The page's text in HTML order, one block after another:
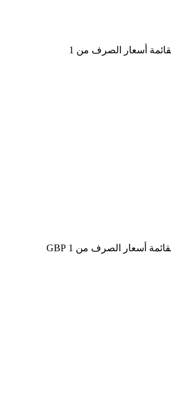
في الجدول أعلاه، ستجد مخططًا شاملًا لبيانات تحويل العملات من ONDO إلى GBP، يُظهر علاقة قيمة الدولار الأمريكي بمبالغ تحويل شائعة مختلفة. تغطي القائمة أسعار الصرف من 1
في الجدول أعلاه، ستجد مخططًا شاملًا لبيانات التحويل من GBP إلى ONDO، يُظهر علاقة القيمة بين GBP وONDO عند مبالغ تحويل شائعة مختلفة. تغطي القائمة أسعار الصرف من 1 GBP